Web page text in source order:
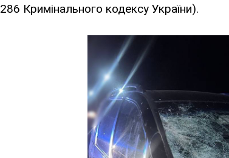
286 Кримінального кодексу України).